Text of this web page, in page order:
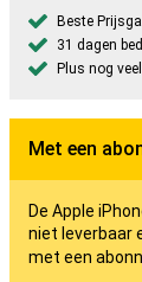
Beste
31 dagen
Plus nog
Met een
De Apple
niet leverbaar
met een